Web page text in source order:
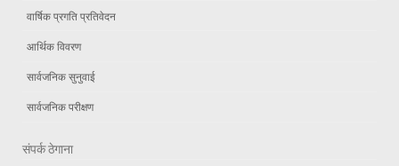
वार्षिक प्रगति प्रतिवेदन
आर्थिक विवरण
सार्वजनिक सुनुवाई
सार्वजनिक परीक्षण
संपर्क ठेगाना